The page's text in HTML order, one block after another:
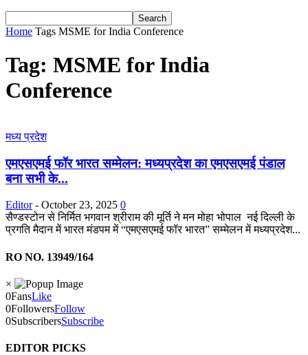
Home Tags MSME for India Conference
Tag: MSME for India
Conference
मध्य प्रदेश
एमएसएमई फॉर भारत सम्मेलन: मध्यप्रदेश का एमएसएमई पंडाल
बना सभी के...
Editor - October 23, 2025 0
सैण्डस्टोन से निर्मित भगवान श्रीराम की मूर्ति ने मन मोहा भोपाल नई दिल्ली के
प्रगति मैदान में भारत मंडपम में “एमएसएमई फॉर भारत” सम्मेलन में मध्यप्रदेश...
RO NO. 13949/164
×
0FansLike
0FollowersFollow
0SubscribersSubscribe
EDITOR PICKS